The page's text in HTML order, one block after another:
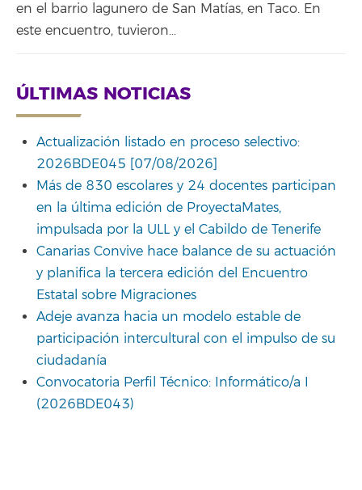
en el barrio lagunero de San Matías, en Taco. En
este encuentro, tuvieron…
ÚLTIMAS NOTICIAS
Actualización listado en proceso selectivo:
2026BDE045 [07/08/2026]
Más de 830 escolares y 24 docentes participan
en la última edición de ProyectaMates,
impulsada por la ULL y el Cabildo de Tenerife
Canarias Convive hace balance de su actuación
y planifica la tercera edición del Encuentro
Estatal sobre Migraciones
Adeje avanza hacia un modelo estable de
participación intercultural con el impulso de su
ciudadanía
Convocatoria Perfil Técnico: Informático/a I
(2026BDE043)